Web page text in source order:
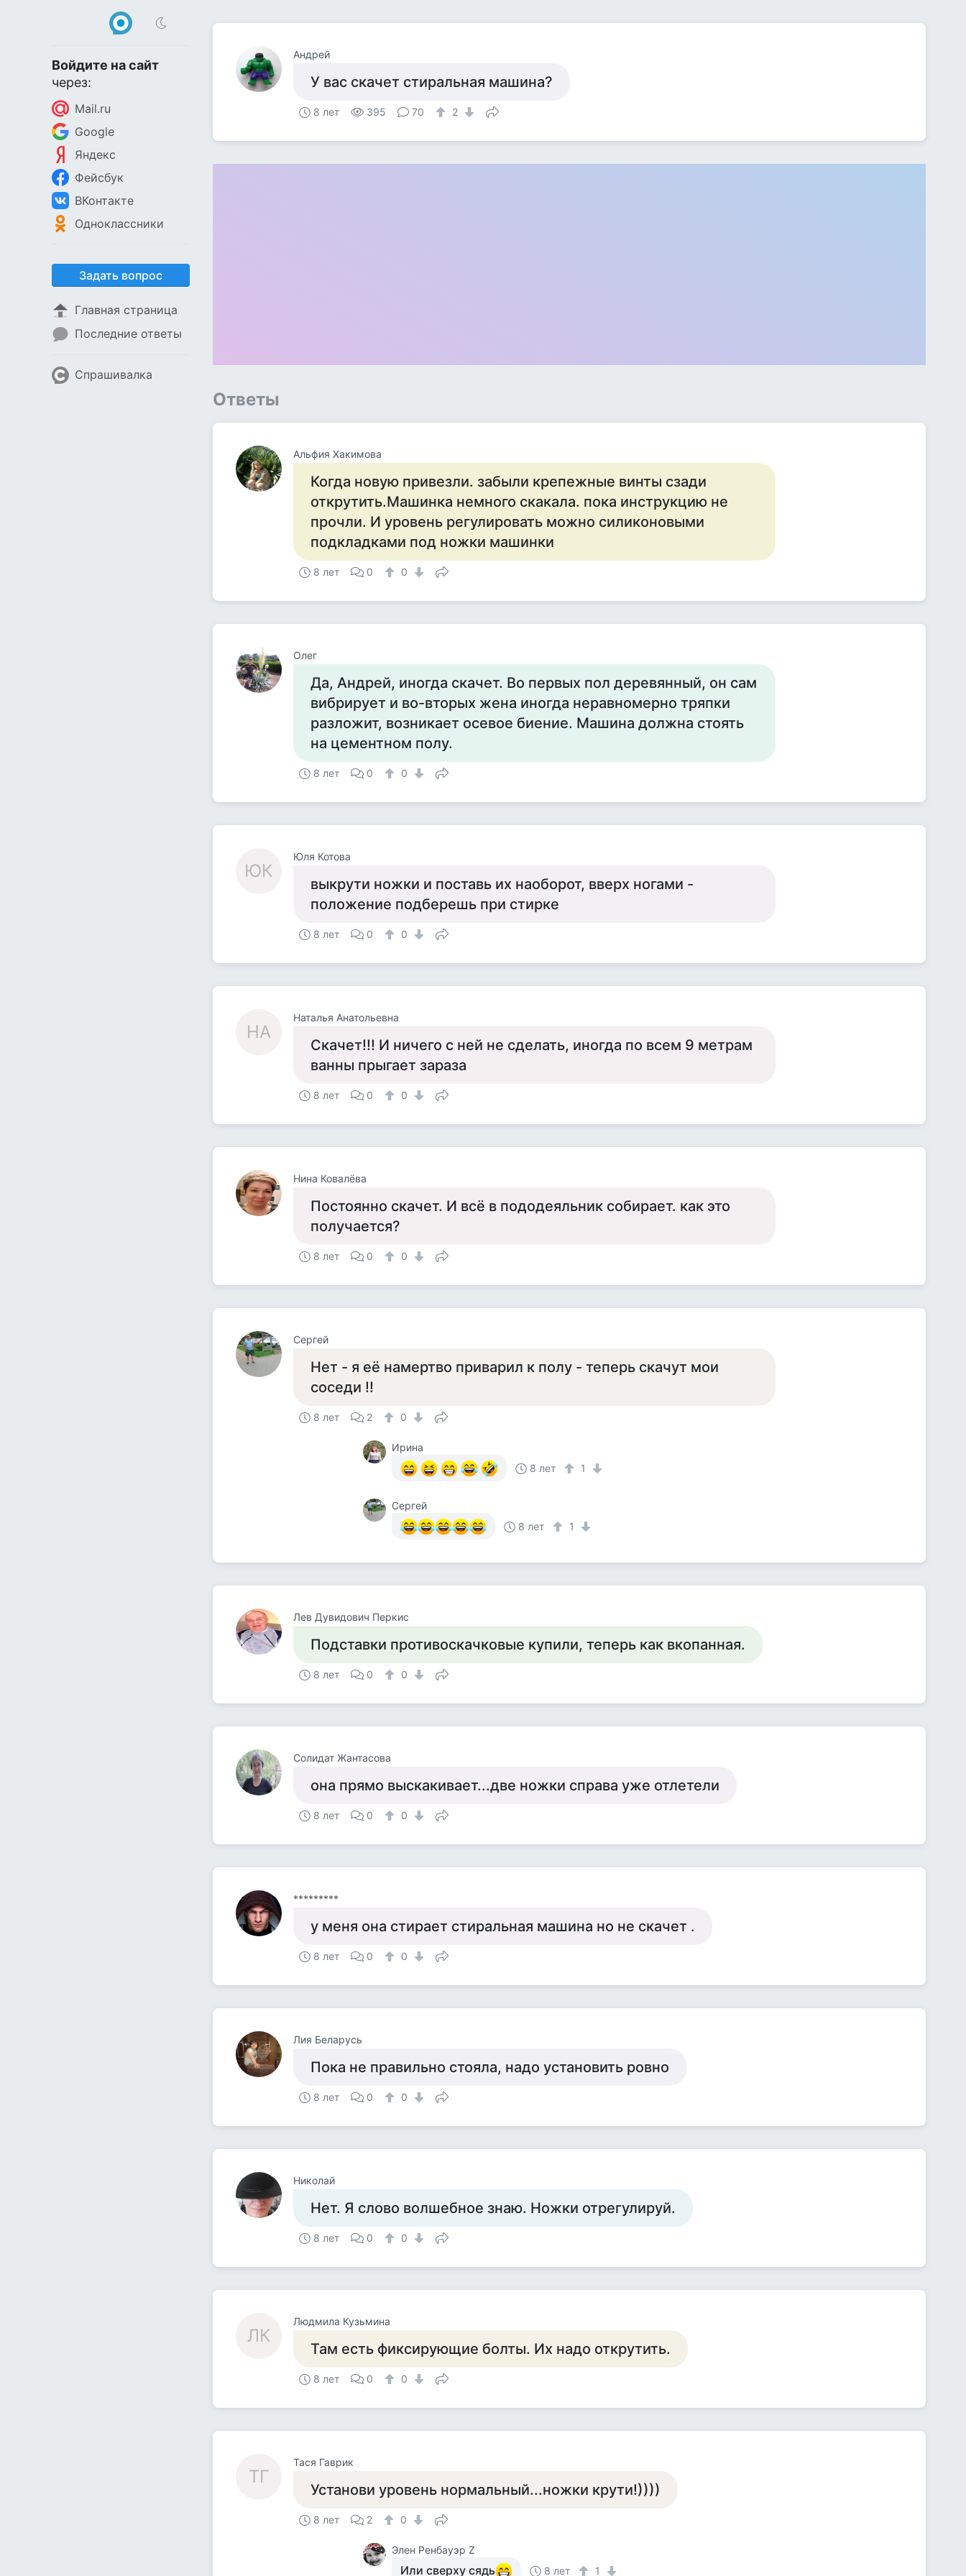
Войдите на сайт
через:
Mail.ru
Google
Яндекс
Фейсбук
ВКонтакте
Одноклассники
Задать вопрос
Главная страница
Последние ответы
Спрашивалка
Андрей
У вас скачет стиральная машина?
8 лет 395 70 2
Ответы
Альфия Хакимова
Когда новую привезли. забыли крепежные винты сзади
открутить.Машинка немного скакала. пока инструкцию не
прочли. И уровень регулировать можно силиконовыми
подкладками под ножки машинки
8 лет 0 0
Олег
Да, Андрей, иногда скачет. Во первых пол деревянный, он сам
вибрирует и во-вторых жена иногда неравномерно тряпки
разложит, возникает осевое биение. Машина должна стоять
на цементном полу.
8 лет 0 0
ЮК
Юля Котова
выкрути ножки и поставь их наоборот, вверх ногами -
положение подберешь при стирке
8 лет 0 0
НА
Наталья Анатольевна
Скачет!!! И ничего с ней не сделать, иногда по всем 9 метрам
ванны прыгает зараза
8 лет 0 0
Нина Ковалёва
Постоянно скачет. И всё в пододеяльник собирает. как это
получается?
8 лет 0 0
Сергей
Нет - я её намертво приварил к полу - теперь скачут мои
соседи !!
8 лет 2 0
Ирина
8 лет
1
Сергей
8 лет
1
Лев Дувидович Перкис
Подставки противоскачковые купили, теперь как вкопанная.
8 лет 0 0
Солидат Жантасова
она прямо выскакивает...две ножки справа уже отлетели
8 лет 0 0
*********
у меня она стирает стиральная машина но не скачет .
8 лет 0 0
Лия Беларусь
Пока не правильно стояла, надо установить ровно
8 лет 0 0
Николай
Нет. Я слово волшебное знаю. Ножки отрегулируй.
8 лет 0 0
ЛК
Людмила Кузьмина
Там есть фиксирующие болты. Их надо открутить.
8 лет 0 0
ТГ
Тася Гаврик
Установи уровень нормальный...ножки крути!))))
8 лет 2 0
Элен Ренбауэр Z
Или сверху сядь 8 лет 1